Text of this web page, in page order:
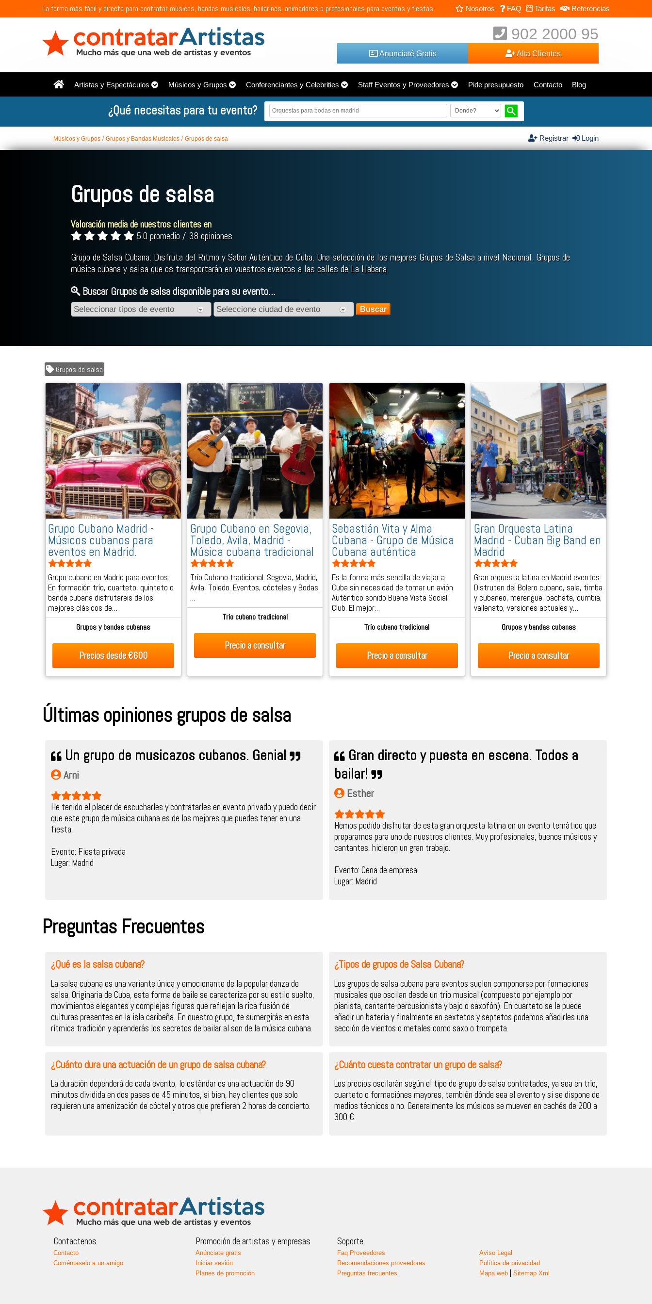
La forma más fácil y directa para contratar músicos, bandas musicales, bailarines, animadores o profesionales para eventos y fiestas Nosotros FAQ Tarifas Referencias
902 2000 95
Alta Clientes
Anunciaté Gratis
Artistas y Espectáculos Músicos y Grupos Conferenciantes y Celebrities Staff Eventos y Proveedores Pide presupuesto Contacto Blog
¿Qué necesitas para tu evento?
Músicos y Grupos Grupos y Bandas Musicales Grupos de salsa Login
Registrar
Grupos de salsa
Valoración media de nuestros clientes en
5.0 promedio / 38 opiniones
Grupo de Salsa Cubana: Disfruta del Ritmo y Sabor Auténtico de Cuba. Una selección de los mejores Grupos de Salsa a nivel Nacional. Grupos de
música cubana y salsa que os transportarán en vuestros eventos a las calles de La Habana.
Buscar Grupos de salsa disponible para su evento...
Grupos de salsa
Grupo Cubano Madrid -
Músicos cubanos para
eventos en Madrid.
Grupo cubano en Madrid para eventos.
En formación trío, cuarteto, quinteto o
banda cubana disfrutareis de los
mejores clásicos de…
Grupos y bandas cubanas
Precios desde€600
Grupo Cubano en Segovia,
Toledo, Avila, Madrid -
Música cubana tradicional
Trío Cubano tradicional. Segovia, Madrid,
Ávila, Toledo. Eventos, cócteles y Bodas.
…
Trío cubano tradicional
Precioa consultar
Sebastián Vita y Alma
Cubana - Grupo de Música
Cubana auténtica
Es la forma más sencilla de viajar a
Cuba sin necesidad de tomar un avión.
Auténtico sonido Buena Vista Social
Club. El mejor…
Trío cubano tradicional
Precioa consultar
Gran Orquesta Latina
Madrid - Cuban Big Band en
Madrid
Gran orquesta latina en Madrid eventos.
Distruten del Bolero cubano, sala, timba
y cubaneo, merengue, bachata, cumbia,
vallenato, versiones actuales y…
Grupos y bandas cubanas
Precioa consultar
Últimas opiniones grupos de salsa
Un grupo de musicazos cubanos. Genial
Arni
He tenido el placer de escucharles y contratarles en evento privado y puedo decir
que este grupo de música cubana es de los mejores que puedes tener en una
fiesta.
Evento: Fiesta privada
Lugar: Madrid
Gran directo y puesta en escena. Todos a
bailar!
Esther
Hemos podido disfrutar de esta gran orquesta latina en un evento temático que
preparamos para uno de nuestros clientes. Muy profesionales, buenos músicos y
cantantes, hicieron un gran trabajo.
Evento: Cena de empresa
Lugar: Madrid
Preguntas Frecuentes
¿Qué es la salsa cubana?
La salsa cubana es una variante única y emocionante de la popular danza de
salsa. Originaria de Cuba, esta forma de baile se caracteriza por su estilo suelto,
movimientos elegantes y complejas figuras que reflejan la rica fusión de
culturas presentes en la isla caribeña. En nuestro grupo, te sumergirás en esta
rítmica tradición y aprenderás los secretos de bailar al son de la música cubana.
¿Tipos de grupos de Salsa Cubana?
Los grupos de salsa cubana para eventos suelen componerse por formaciones
musicales que oscilan desde un trío musical (compuesto por ejemplo por
pianista, cantante-percusionista y bajo o saxofón). En cuarteto se le puede
añadir un batería y finalmente en sextetos y septetos podemos añadirles una
sección de vientos o metales como saxo o trompeta.
¿Cuánto dura una actuación de un grupo de salsa cubana?
La duración dependerá de cada evento, lo estándar es una actuación de 90
minutos dividida en dos pases de 45 minutos, si bien, hay clientes que solo
requieren una amenización de cóctel y otros que prefieren 2 horas de concierto.
¿Cuánto cuesta contratar un grupo de salsa?
Los precios oscilarán según el tipo de grupo de salsa contratados, ya sea en trío,
cuarteto o formaciónes mayores, también dónde sea el evento y si se dispone de
medios técnicos o no. Generalmente los músicos se mueven en cachés de 200 a
300 €.
Contactenos
Contacto
Coméntaselo a un amigo
Promoción de artistas y empresas
Anúnciate gratis
Iniciar sesión
Planes de promoción
Soporte
Faq Proveedores
Recomendaciones proveedores
Preguntas frecuentes
Aviso Legal
Política de privacidad
Mapa web| Sitemap Xml